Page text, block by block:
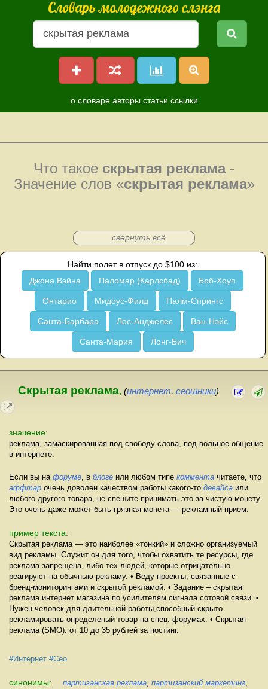
Словарь молодежного слэнга
о словаре авторы статьи ссылки
Что такое скрытая реклама-
Значение слов «скрытая реклама»
свернуть всё
Найти полет в отпуск до $100 из:
Джона Вэйна
Паломар (Карлсбад) Боб-Хоуп
Онтарио Мидоус-Филд Палм-Спрингс
Санта-Барбара Лос-Анджелес Ван-Нэйс
Санта-Мария Лонг-Бич
Скрытая реклама, (интернет, сеошники)
значение:
реклама, замаскированная под свободу слова, под вольное общение
в интернете.
Если вы на форуме , в блоге или любом типе коммента читаете, что
аффтар очень доволен качеством работы какого-то девайса или
любого другого товара, не спешите принимать это за чистую монету.
Это очень даже может быть грязная монета — рекламный прием.
пример текста:
Скрытая реклама — это наиболее «тонкий» и сложно организуемый
вид рекламы. Служит он для того, чтобы охватить те ресурсы, где
реклама запрещена, либо тех людей, которые отрицательно
реагируют на обычныю рекламу. • Веду проекты, связанные с
бренд-мониторингами и скрытой рекламой. • Задание – скрытая
реклама интернет магазина по усилителям сигнала сотовой связи. •
Нужен человек для длительной работы,способный скрыто
рекламировать определеный товар на спец. форумах. • Скрытая
реклама (SMO): от 10 до 35 рублей за постинг.
#Интернет #Сео
синонимы: партизанская реклама партизанский маркетинг